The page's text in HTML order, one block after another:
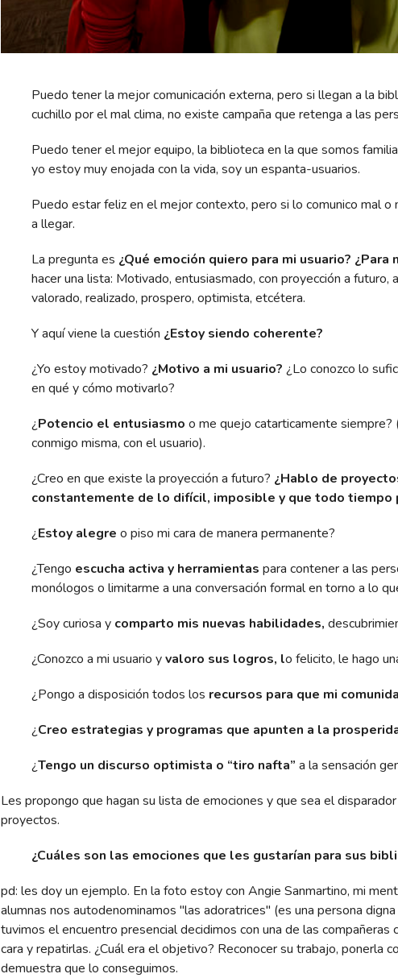
Puedo tener la mejor comunicación externa, pero si llegan a la
cuchillo por el mal clima, no existe campaña que retenga a las
Puedo tener el mejor equipo, la biblioteca en la que somos
yo estoy muy enojada con la vida, soy un espanta-usuarios.
Puedo estar feliz en el mejor contexto, pero si lo comunico mal o
a llegar.
La pregunta es ¿Qué emoción quiero para mi usuario? ¿Para
hacer una lista: Motivado, entusiasmado, con proyección a futuro,
valorado, realizado, prospero, optimista, etcétera.
Y aquí viene la cuestión ¿Estoy siendo coherente?
¿Yo estoy motivado? ¿Motivo a mi usuario? ¿Lo conozco lo
en qué y cómo motivarlo?
¿Potencio el entusiasmo o me quejo catarticamente siempre?
conmigo misma, con el usuario).
¿Creo en que existe la proyección a futuro? ¿Hablo de
constantemente de lo difícil, imposible y que todo tiempo
¿Estoy alegre o piso mi cara de manera permanente?
¿Tengo escucha activa y herramientas para contener a las
monólogos o limitarme a una conversación formal en torno a lo
¿Soy curiosa y comparto mis nuevas habilidades,
¿Conozco a mi usuario yvaloro sus logros, lo felicito, le hago
¿Pongo a disposición todos los recursos para que mi
¿Creo estrategias y programas que apunten a la
¿Tengo un discurso optimista o “tiro nafta” a la sensación
Les propongo que hagan su lista de emociones y que sea el
proyectos.
¿Cuáles son las emociones que les gustarían para sus
pd: les doy un ejemplo. En la foto estoy con Angie Sanmartino, mi
alumnas nos autodenominamos "las adoratrices" (es una persona digna
tuvimos el encuentro presencial decidimos con una de las compañeras
cara y repatirlas. ¿Cuál era el objetivo? Reconocer su trabajo, ponerla
demuestra que lo conseguimos.